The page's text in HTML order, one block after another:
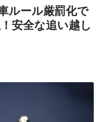
ルール厳罰化で
安全な追い越し